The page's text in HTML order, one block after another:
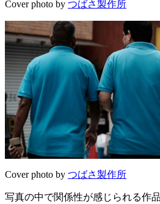
Cover photo by つばさ製作所
Cover photo by つばさ製作所
写真の中で関係性が感じられる作